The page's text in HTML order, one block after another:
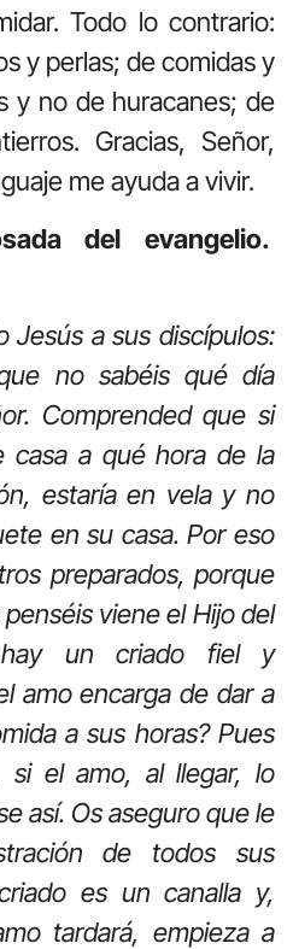
Todo lo contrario:
y perlas; de comidas y
y no de huracanes; de
Gracias, Señor,
me ayuda a vivir.
del evangelio.
Jesús a sus discípulos:
no sabéis qué día
Comprended que si
casa a qué hora de la
estaría en vela y no
en su casa. Por eso
preparados, porque
viene el Hijo del
hay un criado fiel y
amo encarga de dar a
a sus horas? Pues
si el amo, al llegar, lo
así. Os aseguro que le
de todos sus
es un canalla y,
tardará, empieza a